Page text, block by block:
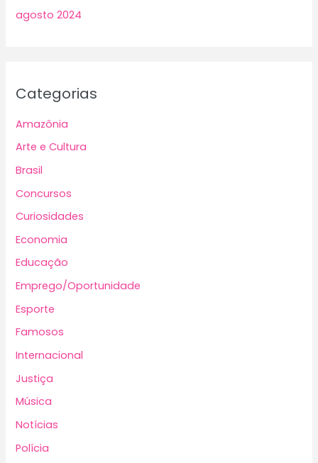
agosto 2024
Categorias
Amazônia
Arte e Cultura
Brasil
Concursos
Curiosidades
Economia
Educação
Emprego/Oportunidade
Esporte
Famosos
Internacional
Justiça
Música
Notícias
Polícia